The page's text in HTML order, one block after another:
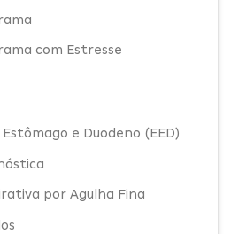
com Estresse
e Duodeno (EED)
por Agulha Fina